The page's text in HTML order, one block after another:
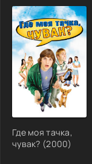
Где моя тачка,
чувак? (2000)